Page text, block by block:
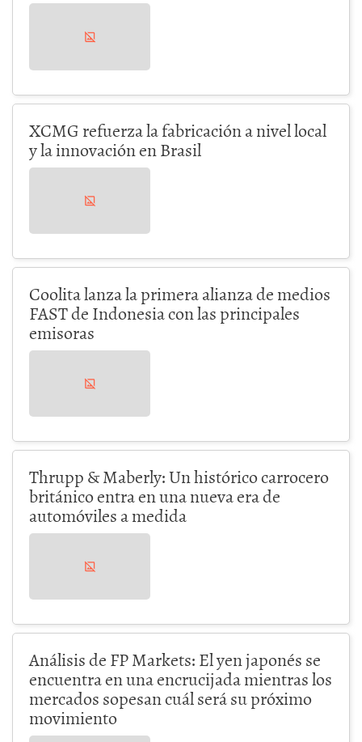
XCMG refuerza la fabricación a nivel local
y la innovación en Brasil
Coolita lanza la primera alianza de medios
FAST de Indonesia con las principales
emisoras
Thrupp & Maberly: Un histórico carrocero
británico entra en una nueva era de
automóviles a medida
Análisis de FP Markets: El yen japonés se
encuentra en una encrucijada mientras los
mercados sopesan cuál será su próximo
movimiento